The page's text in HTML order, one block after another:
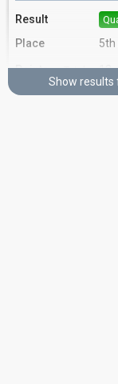
Result
Place 5th
Points Total 13
Show results